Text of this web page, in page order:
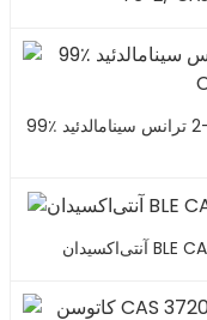
99٪ سینامیک آلدهید کاس 104-55-2 ترانس سینامالدئید CAS 14371-